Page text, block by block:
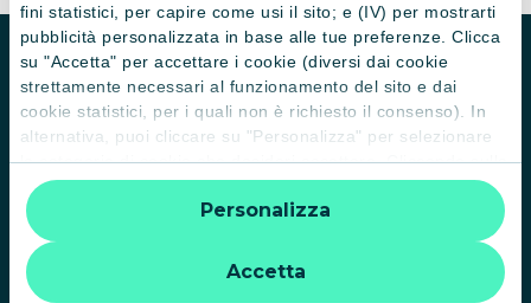
fini statistici, per capire come usi il sito; e (IV) per mostrarti
pubblicità personalizzata in base alle tue preferenze. Clicca
su "Accetta" per accettare i cookie (diversi dai cookie
strettamente necessari al funzionamento del sito e dai
cookie statistici, per i quali non è richiesto il consenso). In
alternativa, puoi cliccare su "Personalizza" per selezionare
le categorie di cookie che desideri accettare. Cliccando sulla
“X” le impostazioni predefinite vengono lasciate invariate e
quindi la navigazione può continuare senza cookie o altri
strumenti di tracciamento diversi da quelli tecnici. Per
ulteriori informazioni:
informativa privacy
Accetta
Personalizza
Il Gruppo